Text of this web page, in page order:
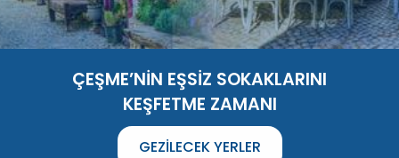
ÇEŞME’NİN EŞSİZ SOKAKLARINI
KEŞFETME ZAMANI
GEZILECEK YERLER